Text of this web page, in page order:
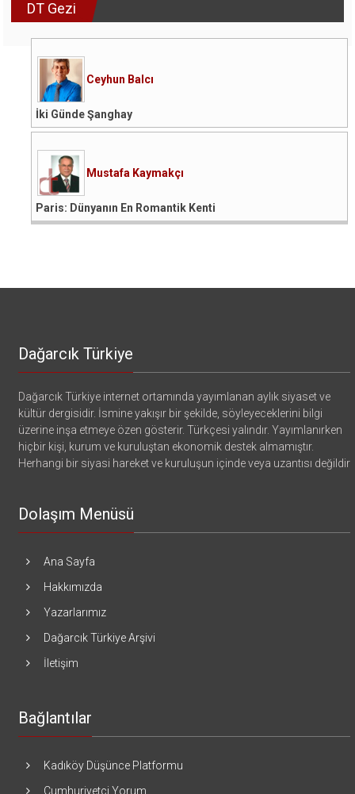
DT Gezi
Ceyhun Balcı
İki Günde Şanghay
Mustafa Kaymakçı
Paris: Dünyanın En Romantik Kenti
Dağarcık Türkiye
Dağarcık Türkiye internet ortamında yayımlanan aylık siyaset ve
kültür dergisidir. İsmine yakışır bir şekilde, söyleyeceklerini bilgi
üzerine inşa etmeye özen gösterir. Türkçesi yalındır. Yayımlanırken
hiçbir kişi, kurum ve kuruluştan ekonomik destek almamıştır.
Herhangi bir siyasi hareket ve kuruluşun içinde veya uzantısı değildir
Dolaşım Menüsü
Ana Sayfa
Hakkımızda
Yazarlarımız
Dağarcık Türkiye Arşivi
İletişim
Bağlantılar
Kadıköy Düşünce Platformu
Cumhuriyetçi Yorum